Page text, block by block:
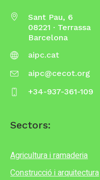
Sant Pau, 6
08221 · Terrassa
Barcelona
aipc.cat
aipc@cecot.org
+34-937-361-109
Sectors:
Agricultura i ramaderia
Construcció i arquitectura